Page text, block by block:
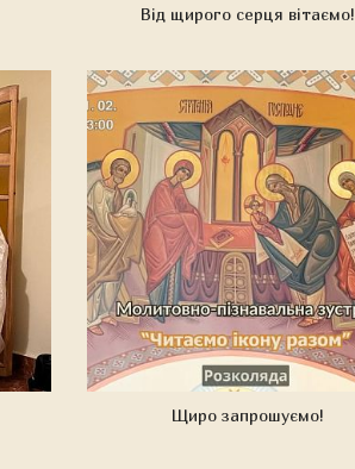
Від щирого серця вітаємо!
Щиро запрошуємо!